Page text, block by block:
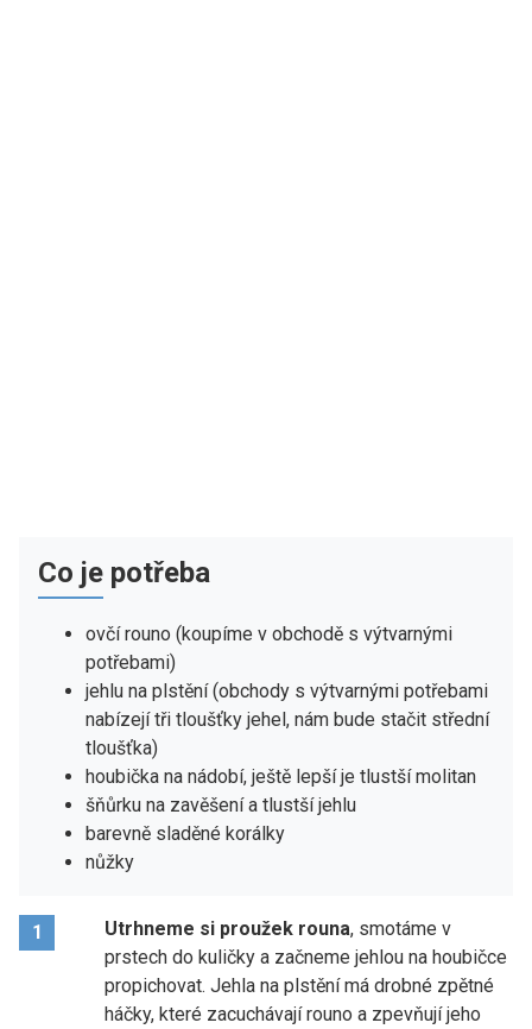
Co je potřeba
ovčí rouno (koupíme v obchodě s výtvarnými
potřebami)
jehlu na plstění (obchody s výtvarnými potřebami
nabízejí tři tloušťky jehel, nám bude stačit střední
tloušťka)
houbička na nádobí, ještě lepší je tlustší molitan
šňůrku na zavěšení a tlustší jehlu
barevně sladěné korálky
nůžky
1 Utrhneme si proužek rouna, smotáme v
prstech do kuličky a začneme jehlou na houbičce
propichovat. Jehla na plstění má drobné zpětné
háčky, které zacuchávají rouno a zpevňují jeho